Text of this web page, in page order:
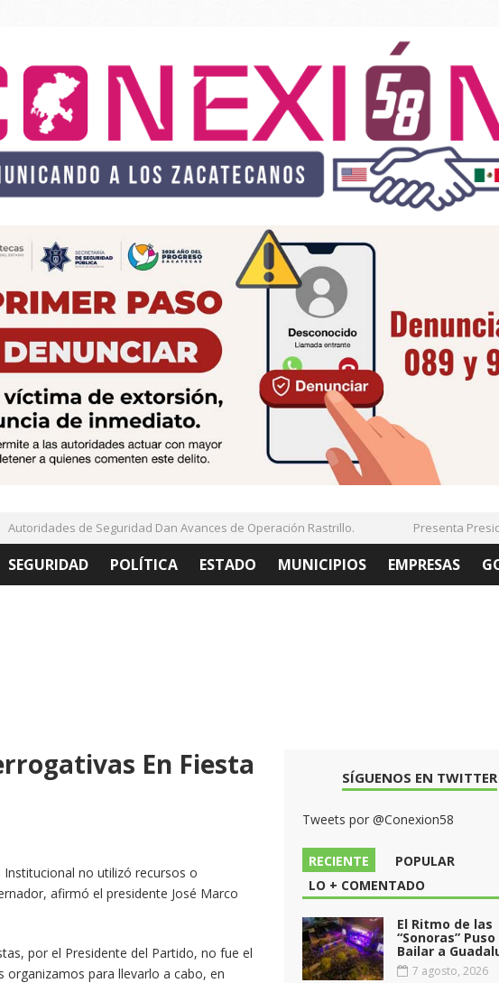
Autoridades de Seguridad Dan Avances de Operación Rastrillo. Presenta
SEGURIDAD POLÍTICA ESTADO MUNICIPIOS EMPRESAS
En Fiesta
no utilizó recursos o
afirmó el presidente José Marco
por el Presidente del Partido, no fue el
para llevarlo a cabo, en
SÍGUENOS EN TWITTER
Tweets por @Conexion58
RECIENTE
POPULAR
LO + COMENTADO
El Ritmo de las
“Sonoras” Puso
Bailar a
7 agosto, 2026